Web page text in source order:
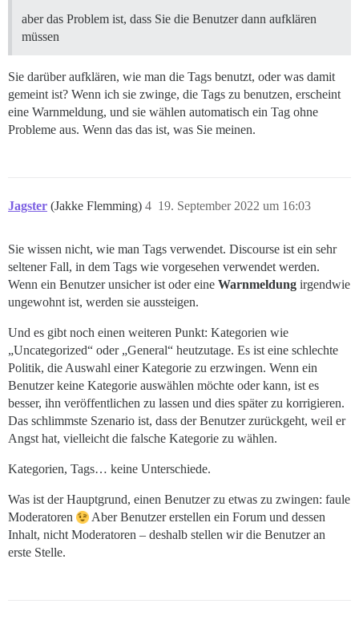
aber das Problem ist, dass Sie die Benutzer dann aufklären
müssen
Sie darüber aufklären, wie man die Tags benutzt, oder was damit
gemeint ist? Wenn ich sie zwinge, die Tags zu benutzen, erscheint
eine Warnmeldung, und sie wählen automatisch ein Tag ohne
Probleme aus. Wenn das das ist, was Sie meinen.
Jagster (Jakke Flemming) 19. September 2022 um 16:03
4
Sie wissen nicht, wie man Tags verwendet. Discourse ist ein sehr
seltener Fall, in dem Tags wie vorgesehen verwendet werden.
Wenn ein Benutzer unsicher ist oder eine Warnmeldung irgendwie
ungewohnt ist, werden sie aussteigen.
Und es gibt noch einen weiteren Punkt: Kategorien wie
„Uncategorized“ oder „General“ heutzutage. Es ist eine schlechte
Politik, die Auswahl einer Kategorie zu erzwingen. Wenn ein
Benutzer keine Kategorie auswählen möchte oder kann, ist es
besser, ihn veröffentlichen zu lassen und dies später zu korrigieren.
Das schlimmste Szenario ist, dass der Benutzer zurückgeht, weil er
Angst hat, vielleicht die falsche Kategorie zu wählen.
Kategorien, Tags… keine Unterschiede.
Was ist der Hauptgrund, einen Benutzer zu etwas zu zwingen: faule
Moderatoren
Aber Benutzer erstellen ein Forum und dessen
Inhalt, nicht Moderatoren – deshalb stellen wir die Benutzer an
erste Stelle.